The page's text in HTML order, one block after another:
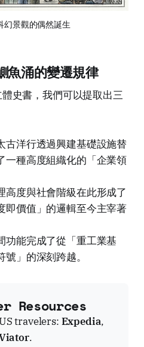
景觀的偶然誕生
魚涌的變遷規律
史書，我們可以提取出三
古洋行透過興建基礎設施替
一種高度組織化的「企業領
高度與社會階級在此形成了
即價值」的邏輯至今主宰著
功能完成了從「重工業基
」的深刻跨越。
Resources
travelers: Expedia,
.